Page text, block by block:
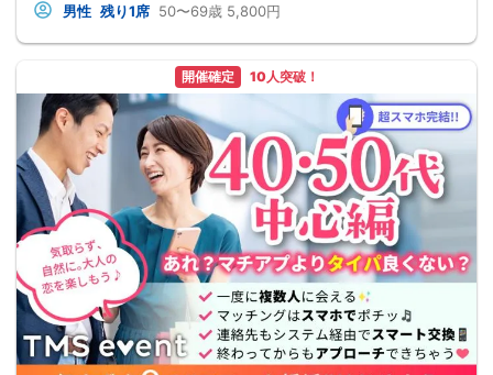
男性 残り1席 50〜69歳 5,800円
開催確定 10人突破！